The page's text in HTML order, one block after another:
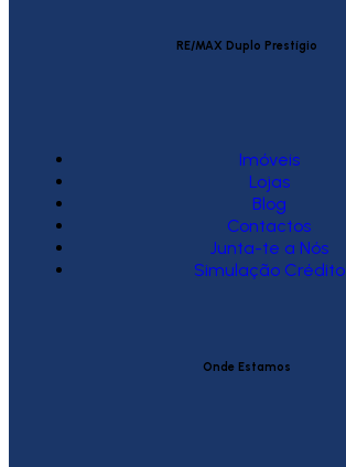
RE/MAX Duplo Prestígio
Imóveis
Lojas
Blog
Contactos
Junta-te a Nós
Simulação Crédito
Onde Estamos